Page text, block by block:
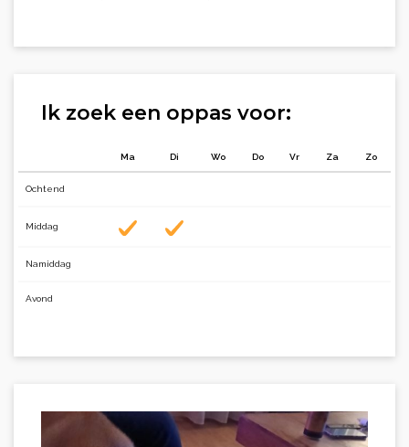
Ik zoek een oppas voor:
Ma Di Wo Do Vr Za Zo
Ochtend
Middag
Namiddag
Avond